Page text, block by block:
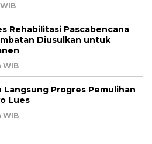
Rehabilitasi Pascabencana
Diusulkan untuk
WIB
Langsung Progres Pemulihan
Lues
WIB